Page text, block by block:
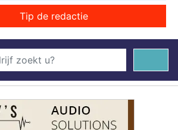
Tip de redactie